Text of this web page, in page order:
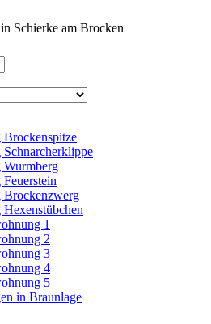
Schierke am Brocken
Wurmberg
Brockenzwerg
1
2
3
4
5
in Braunlage